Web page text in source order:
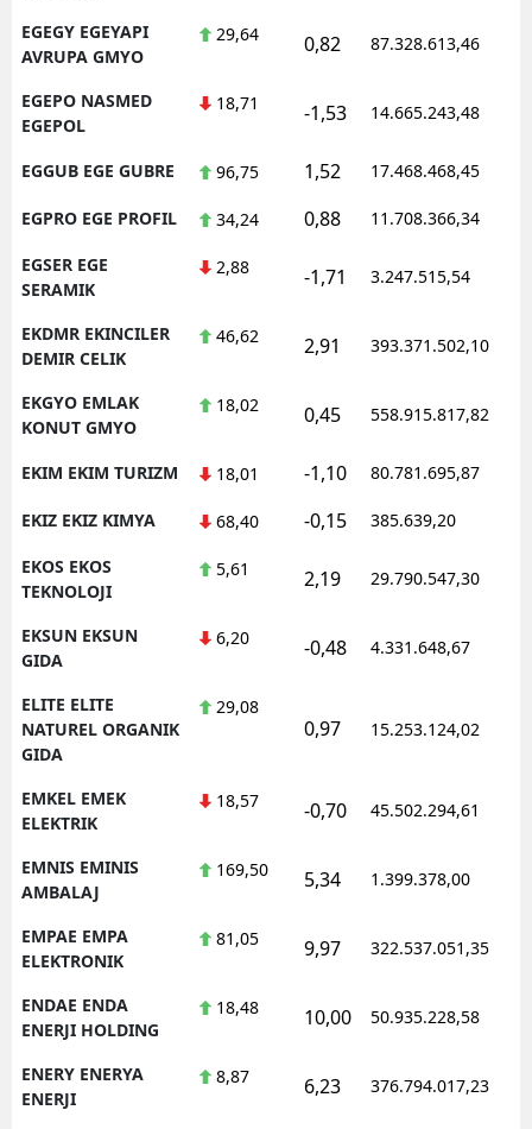
EGEGY EGEYAPI
AVRUPA GMYO
29,64 0,82 87.328.613,46
EGEPO NASMED
EGEPOL
18,71 -1,53 14.665.243,48
EGGUB EGE GUBRE 96,75 1,52 17.468.468,45
EGPRO EGE PROFIL 34,24 0,88 11.708.366,34
EGSER EGE
SERAMIK
2,88 -1,71 3.247.515,54
EKDMR EKINCILER
DEMIR CELIK
46,62 2,91 393.371.502,10
EKGYO EMLAK
KONUT GMYO
18,02 0,45 558.915.817,82
EKIM EKIM TURIZM 18,01 -1,10 80.781.695,87
EKIZ EKIZ KIMYA 68,40 -0,15 385.639,20
EKOS EKOS
TEKNOLOJI
5,61 2,19 29.790.547,30
EKSUN EKSUN
GIDA
6,20 -0,48 4.331.648,67
ELITE ELITE
NATUREL ORGANIK
GIDA
29,08
0,97 15.253.124,02
EMKEL EMEK
ELEKTRIK
18,57 -0,70 45.502.294,61
EMNIS EMINIS
AMBALAJ
169,50 5,34 1.399.378,00
EMPAE EMPA
ELEKTRONIK
81,05 9,97 322.537.051,35
ENDAE ENDA
ENERJI HOLDING
18,48 10,00 50.935.228,58
ENERY ENERYA
ENERJI
8,87 6,23 376.794.017,23